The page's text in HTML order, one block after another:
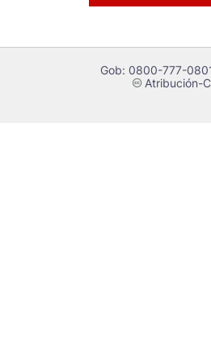
Gob: 0800-777-
cAtribución-